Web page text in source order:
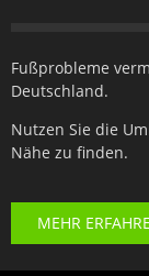
Fußprobleme
Deutschland.
Nutzen Sie die
Nähe zu finden.
MEHR